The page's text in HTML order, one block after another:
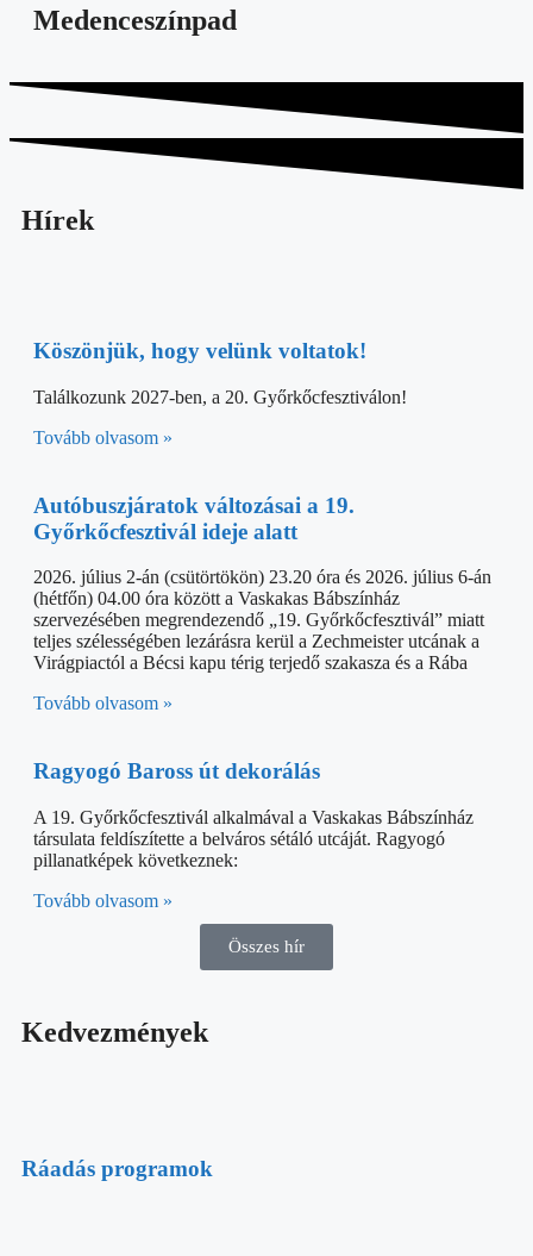
Medenceszínpad
Hírek
Köszönjük, hogy velünk voltatok!
Találkozunk 2027-ben, a 20. Győrkőcfesztiválon!
Tovább olvasom »
Autóbuszjáratok változásai a 19.
Győrkőcfesztivál ideje alatt
2026. július 2-án (csütörtökön) 23.20 óra és 2026. július 6-án
(hétfőn) 04.00 óra között a Vaskakas Bábszínház
szervezésében megrendezendő „19. Győrkőcfesztivál” miatt
teljes szélességében lezárásra kerül a Zechmeister utcának a
Virágpiactól a Bécsi kapu térig terjedő szakasza és a Rába
Tovább olvasom »
Ragyogó Baross út dekorálás
A 19. Győrkőcfesztivál alkalmával a Vaskakas Bábszínház
társulata feldíszítette a belváros sétáló utcáját. Ragyogó
pillanatképek következnek:
Tovább olvasom »
Összes hír
Kedvezmények
Ráadás programok